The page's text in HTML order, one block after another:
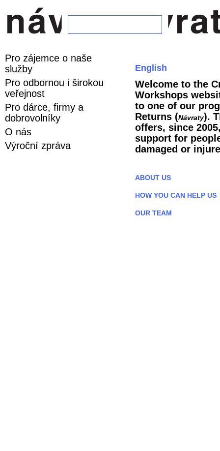
Pro zájemce o naše
služby
Pro odbornou i širokou
veřejnost
Pro dárce, firmy a
dobrovolníky
O nás
Výroční zpráva
English
Welcome to the
Workshops
to one of our
Returns (Návraty).
offers, since
support for
damaged or
ABOUT US
HOW YOU CAN HELP US
OUR TEAM